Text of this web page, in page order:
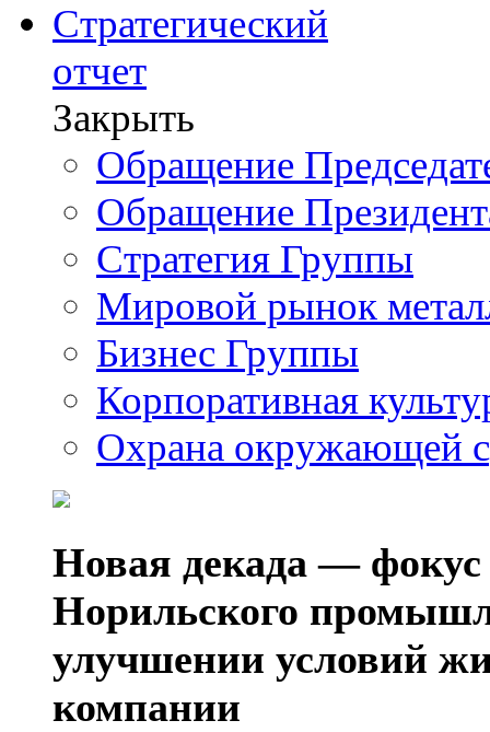
Стратегический
отчет
Закрыть
Обращение
Обращение
Стратегия Группы
Мировой рынок
Бизнес Группы
Корпоративная
Охрана окружающей
Новая декада — фокус
Норильского
улучшении условий
компании